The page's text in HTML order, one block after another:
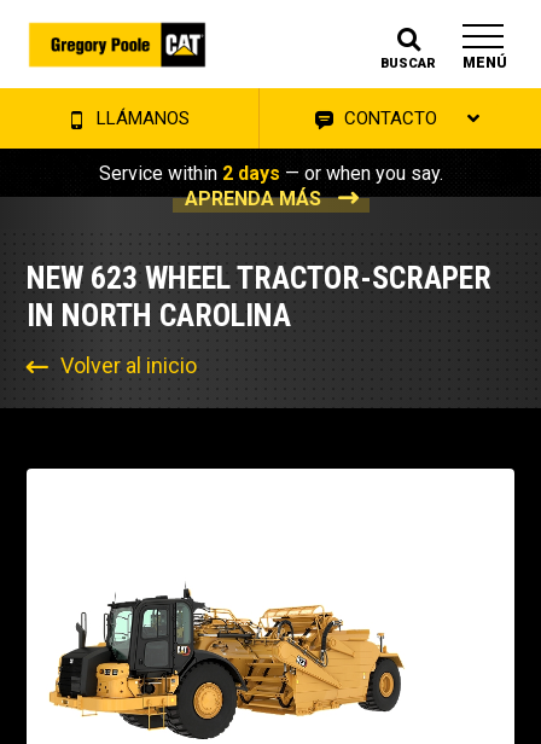
BUSCAR MENÚ
LLÁMANOS CONTACTO
Service within 2 days — or when you say.
APRENDA MÁS
NEW 623 WHEEL TRACTOR-SCRAPER
IN NORTH CAROLINA
Volver al inicio